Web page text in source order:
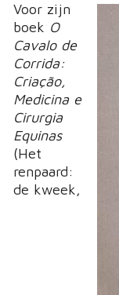
Voor zijn
boek O
Cavalo de
Corrida:
Criação,
Medicina e
Cirurgia
Equinas
(Het
renpaard:
de kweek,